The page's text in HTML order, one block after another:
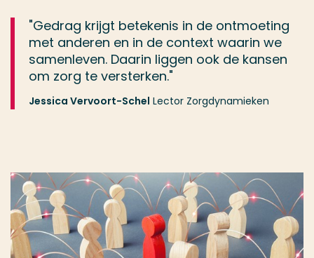
"Gedrag krijgt betekenis in de ontmoeting
met anderen en in de context waarin we
samenleven. Daarin liggen ook de kansen
om zorg te versterken."
Jessica Vervoort-Schel Lector Zorgdynamieken